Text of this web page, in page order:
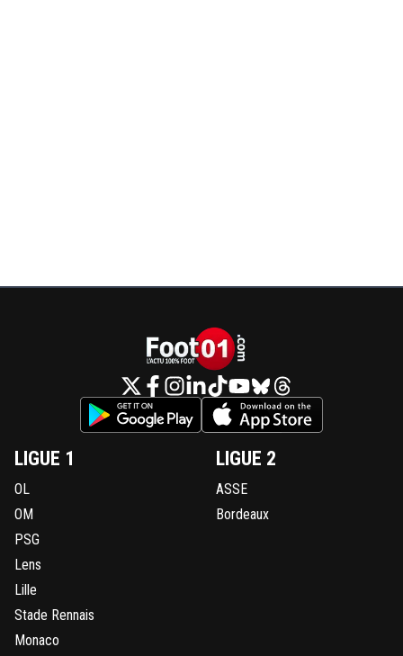
LIGUE 1
OL
OM
PSG
Lens
Lille
Stade Rennais
Monaco
LIGUE 2
ASSE
Bordeaux